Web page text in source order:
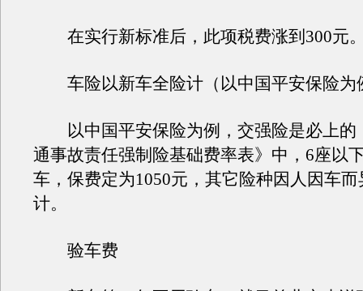
在实行新标准后，此项税费涨到300元
车险以新车全险计（以中国平安保险为
以中国平安保险为例，交强险是必上的
通事故责任强制险基础费率表》中，6座以
车，保费定为1050元，其它险种因人因车
计。
验车费